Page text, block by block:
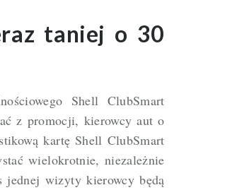
taniej o 30
Shell ClubSmart
z promocji, kierowcy aut o
kartę Shell ClubSmart
wielokrotnie, niezależnie
jednej wizyty kierowcy będą